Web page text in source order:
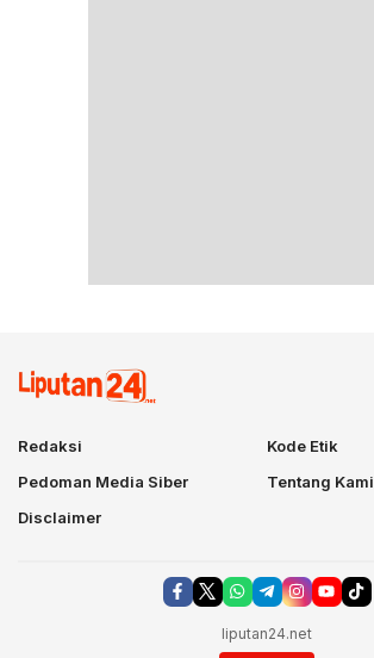
Redaksi
Kode Etik
Pedoman Media Siber
Tentang Kami
Disclaimer
liputan24.net